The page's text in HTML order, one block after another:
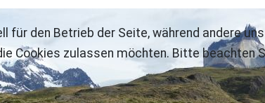
für den Betrieb der Seite, während andere
Cookies zulassen möchten. Bitte beachten